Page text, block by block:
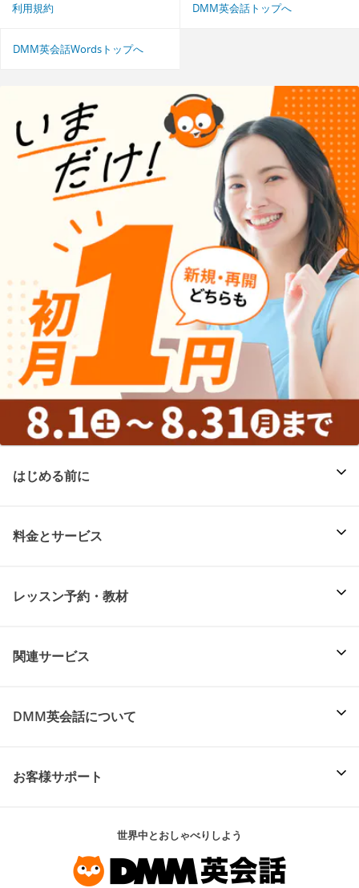
利用規約 DMM英会話トップへ
DMM英会話Wordsトップへ
はじめる前に
料金とサービス
レッスン予約・教材
関連サービス
DMM英会話について
お客様サポート
世界中とおしゃべりしよう